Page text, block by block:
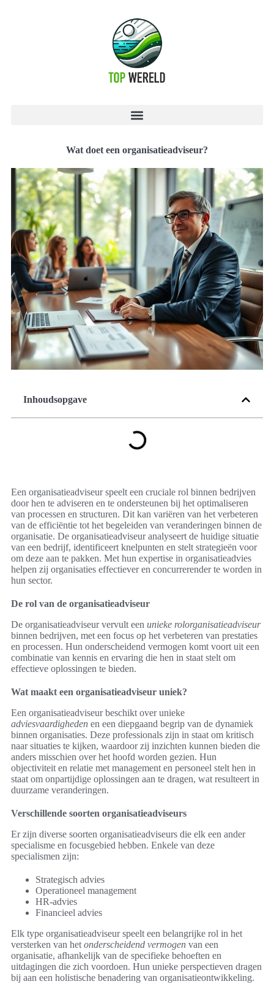
Wat doet een organisatieadviseur?
Inhoudsopgave
Een organisatieadviseur speelt een cruciale rol binnen bedrijven
door hen te adviseren en te ondersteunen bij het optimaliseren
van processen en structuren. Dit kan variëren van het verbeteren
van de efficiëntie tot het begeleiden van veranderingen binnen de
organisatie. De organisatieadviseur analyseert de huidige situatie
van een bedrijf, identificeert knelpunten en stelt strategieën voor
om deze aan te pakken. Met hun expertise in organisatieadvies
helpen zij organisaties effectiever en concurrerender te worden in
hun sector.
De rol van de organisatieadviseur
De organisatieadviseur vervult een unieke rolorganisatieadviseur
binnen bedrijven, met een focus op het verbeteren van prestaties
en processen. Hun onderscheidend vermogen komt voort uit een
combinatie van kennis en ervaring die hen in staat stelt om
effectieve oplossingen te bieden.
Wat maakt een organisatieadviseur uniek?
Een organisatieadviseur beschikt over unieke
adviesvaardigheden en een diepgaand begrip van de dynamiek
binnen organisaties. Deze professionals zijn in staat om kritisch
naar situaties te kijken, waardoor zij inzichten kunnen bieden die
anders misschien over het hoofd worden gezien. Hun
objectiviteit en relatie met management en personeel stelt hen in
staat om onpartijdige oplossingen aan te dragen, wat resulteert in
duurzame veranderingen.
Verschillende soorten organisatieadviseurs
Er zijn diverse soorten organisatieadviseurs die elk een ander
specialisme en focusgebied hebben. Enkele van deze
specialismen zijn:
Strategisch advies
Operationeel management
HR-advies
Financieel advies
Elk type organisatieadviseur speelt een belangrijke rol in het
versterken van het onderscheidend vermogen van een
organisatie, afhankelijk van de specifieke behoeften en
uitdagingen die zich voordoen. Hun unieke perspectieven dragen
bij aan een holistische benadering van organisatieontwikkeling.